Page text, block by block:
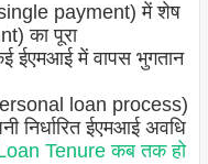
payment) में शेष
का पूरा
ईएमआई में वापस भुगतान
loan process)
निर्धारित ईएमआई अवधि
Tenure कब तक हो